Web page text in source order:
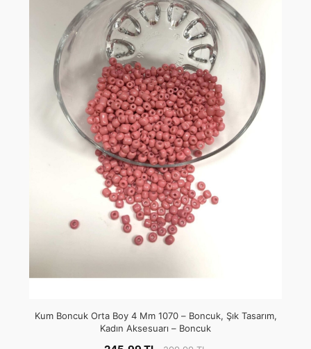
Kum Boncuk Orta Boy 4 Mm 1070 – Boncuk, Şık Tasarım,
Kadın Aksesuarı – Boncuk